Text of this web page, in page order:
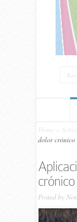
Home
dolor crónico
crónico
Posted by